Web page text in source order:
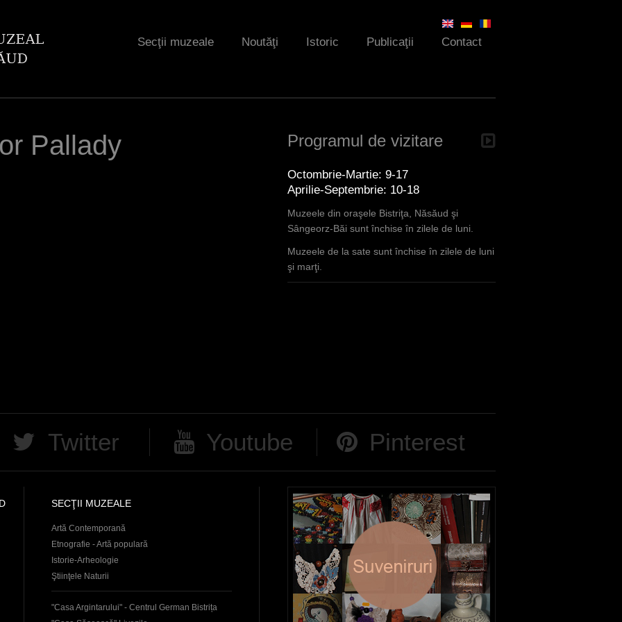
Secţii muzeale Noutăţi Istoric Publicaţii Contact
Pallady Programul de vizitare
Octombrie-Martie: 9-17
Aprilie-Septembrie: 10-18
Muzeele din oraşele Bistriţa, Năsăud şi
Sângeorz-Băi sunt închise în zilele de luni.
Muzeele de la sate sunt închise în zilele de luni
şi marţi.
Twitter Youtube Pinterest
SECŢII MUZEALE
Artă Contemporană
Etnografie - Artă populară
Istorie-Arheologie
Ştiinţele Naturii
"Casa Argintarului" - Centrul German Bistrița